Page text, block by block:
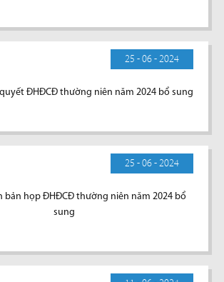
25 - 06 - 2024
ĐHĐCĐ thường niên năm 2024 bổ sung
25 - 06 - 2024
bản họp ĐHĐCĐ thường niên năm 2024 bổ
sung